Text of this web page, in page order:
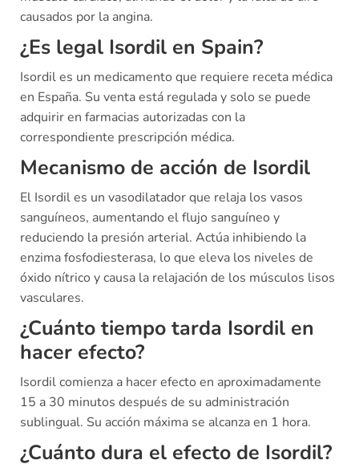
causados por la angina.
¿Es legal Isordil en Spain?
Isordil es un medicamento que requiere receta médica
en España. Su venta está regulada y solo se puede
adquirir en farmacias autorizadas con la
correspondiente prescripción médica.
Mecanismo de acción de Isordil
El Isordil es un vasodilatador que relaja los vasos
sanguíneos, aumentando el flujo sanguíneo y
reduciendo la presión arterial. Actúa inhibiendo la
enzima fosfodiesterasa, lo que eleva los niveles de
óxido nítrico y causa la relajación de los músculos lisos
vasculares.
¿Cuánto tiempo tarda Isordil en
hacer efecto?
Isordil comienza a hacer efecto en aproximadamente
15 a 30 minutos después de su administración
sublingual. Su acción máxima se alcanza en 1 hora.
¿Cuánto dura el efecto de Isordil?